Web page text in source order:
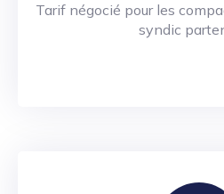
Tarif négocié pour les
syndic